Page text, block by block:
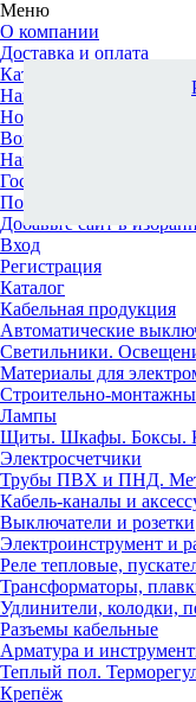
Меню
О компании
Доставка и оплата
Каталог
Наши офисы
Новости и новинки
Вопрос-ответ
Наша команда
Гос. заказчикам
Поставщикам
Добавьте сайт в
Вход
Регистрация
Каталог
Кабельная продукция
Автоматические
Светильники.
Материалы для
Строительно-
Лампы
Щиты. Шкафы. Боксы.
Электросчетчики
Трубы ПВХ и ПНД.
Кабель-каналы и
Выключатели и розетки
Электроинструмент и
Реле тепловые,
Трансформаторы,
Удлинители, колодки,
Разъемы кабельные
Арматура и
Теплый пол.
Крепёж